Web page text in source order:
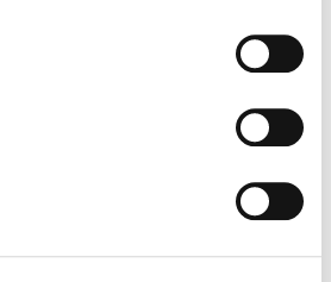
Creme corpo fragranzate
in un dono speciale capace di
Una selezione esclusiva